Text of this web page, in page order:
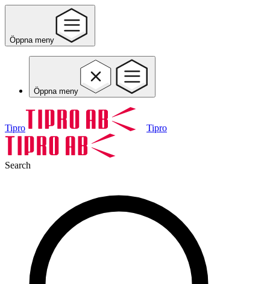
Öppna meny
Öppna meny
Tipro Tipro
Search